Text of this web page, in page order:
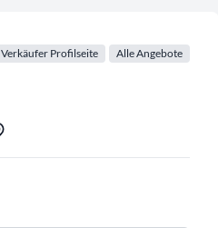
Verkäufer Profilseite Alle Angebote